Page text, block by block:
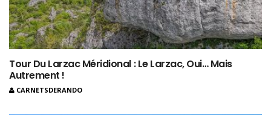
Tour Du Larzac Méridional : Le Larzac, Oui… Mais
Autrement !
CARNETSDERANDO